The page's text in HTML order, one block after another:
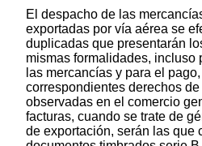
El despacho de las
exportadas por vía aérea se
duplicadas que presentarán
mismas formalidades, incluso
las mercancías y para el
correspondientes derechos
observadas en el comercio
facturas, cuando se trate de
de exportación, serán las que